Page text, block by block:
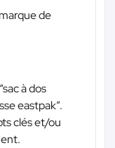
de
à dos
eastpak”.
clés et/ou